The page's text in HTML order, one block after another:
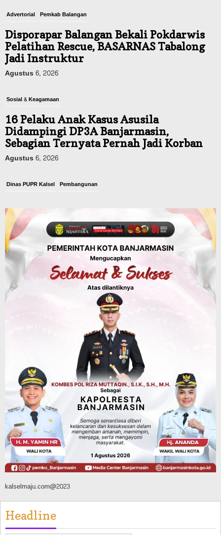
Advertorial Pemkab Balangan
Disporapar Balangan Bekali Pokdarwis
Pelatihan Rescue, BASARNAS Tabalong
Jadi Instruktur
Agustus 6, 2026
Sosial & Keagamaan
16 Pelaku Anak Kasus Asusila
Didampingi DP3A Banjarmasin,
Sebagian Ternyata Pernah Jadi Korban
Agustus 6, 2026
Dinas PUPR Kalsel Pembangunan
Pemerintah Janji Tingkatkan Fasilitas
Keselamatan Jalan Alternatif
Banjarbaru–Batulicin
Agustus 6, 2026
Dinas Kehutanan Kalsel
Tahura Sultan Adam Sempat Alami
Kebakaran Lahan, Api Berhasil
Dipadamkan, Kadishut Kalsel
Memimpin Langsung Aksi di Lapangan
Advertorial Pemkab Balangan
Silaturahmi ke DPRD Balangan, Kapolres
AKBP Arif Mansyur Perkuat Koordinasi
Keamanan Daerah
Agustus 6, 2026
kalselmaju.com@2023
Headline